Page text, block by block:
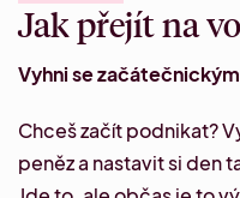
Jak přejít na
Vyhni se
Chceš začít podnikat?
peněz a nastavit si den